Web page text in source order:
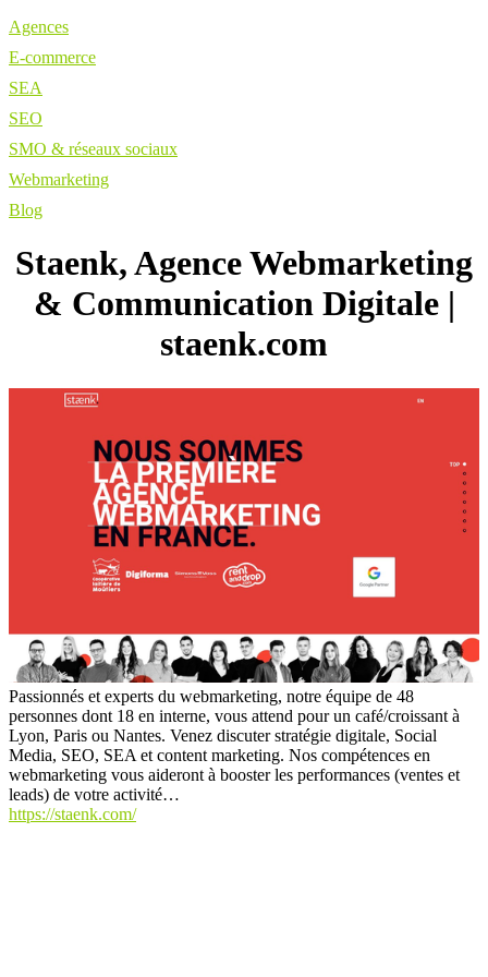
Agences
E-commerce
SEA
SEO
SMO & réseaux sociaux
Webmarketing
Blog
Staenk, Agence Webmarketing
& Communication Digitale |
staenk.com
Passionnés et experts du webmarketing, notre équipe de 48
personnes dont 18 en interne, vous attend pour un café/croissant à
Lyon, Paris ou Nantes. Venez discuter stratégie digitale, Social
Media, SEO, SEA et content marketing. Nos compétences en
webmarketing vous aideront à booster les performances (ventes et
leads) de votre activité…
https://staenk.com/